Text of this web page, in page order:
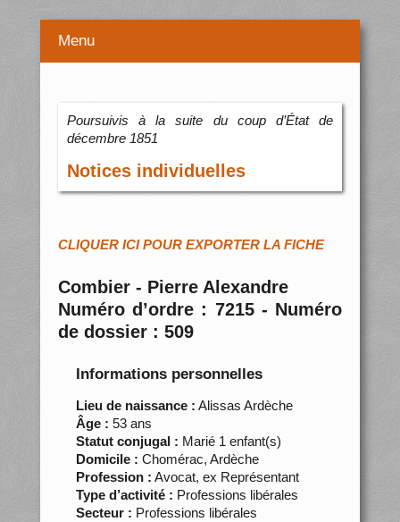
Menu
Poursuivis à la suite du coup d’État de
décembre 1851
Notices individuelles
CLIQUER ICI POUR EXPORTER LA FICHE
Combier - Pierre Alexandre
Numéro d’ordre : 7215 - Numéro
de dossier : 509
Informations personnelles
Lieu de naissance : Alissas Ardèche
Âge : 53 ans
Statut conjugal : Marié 1 enfant(s)
Domicile : Chomérac, Ardèche
Profession : Avocat, ex Représentant
Type d’activité : Professions libérales
Secteur : Professions libérales